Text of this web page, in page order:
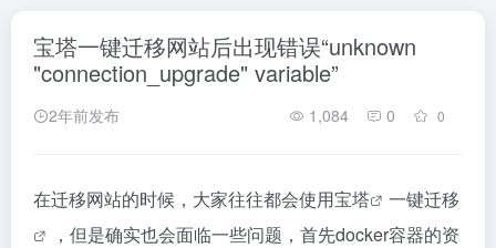
宝塔一键迁移网站后出现错误“unknown
"connection_upgrade" variable”
2年前发布 1,084 0 0
在迁移网站的时候，大家往往都会使用宝塔
一键迁移
，但是确实也会面临一些问题，首先docker容器的资